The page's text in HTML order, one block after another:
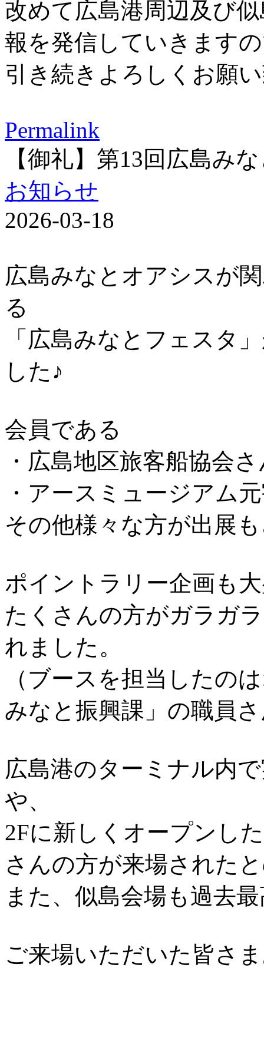
改めて広島港周辺及び
報を発信していきます
引き続きよろしくお願
Permalink
【御礼】第13回広島み
お知らせ
2026-03-18
広島みなとオアシスが
る
「広島みなとフェスタ
した♪
会員である
・広島地区旅客船協会
・アースミュージアム
その他様々な方が出展
ポイントラリー企画も
たくさんの方がガラガ
れました。
（ブースを担当したの
みなと振興課」の職員
広島港のターミナル内
や、
2Fに新しくオープンし
さんの方が来場された
また、似島会場も過去
ご来場いただいた皆さ